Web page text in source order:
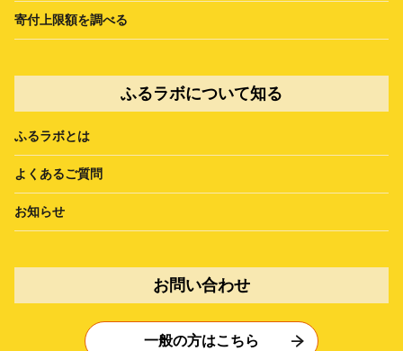
寄付上限額を調べる
ふるラボについて知る
ふるラボとは
よくあるご質問
お知らせ
お問い合わせ
一般の方はこちら